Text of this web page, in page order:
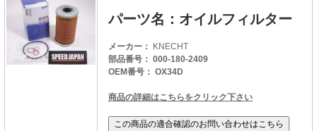
パーツ名：オイルフィルター
メーカー：
KNECHT
部品番号： 000-180-2409
OEM番号： OX34D
商品の詳細はこちらをクリック下さい